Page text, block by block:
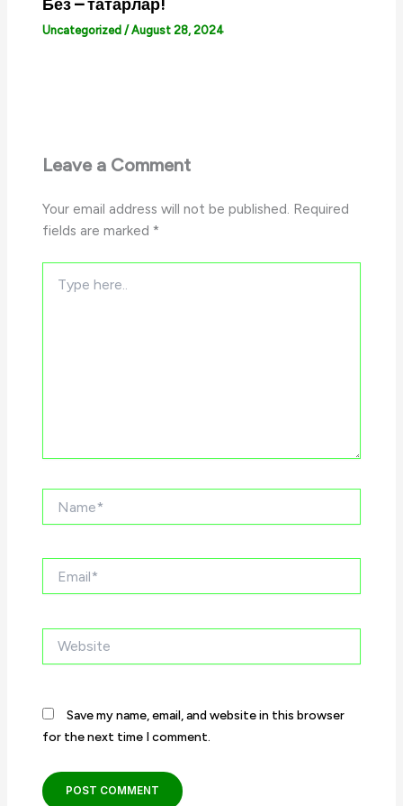
Без – татарлар!
Uncategorized /August 28, 2024
Leave a Comment
Your email address will not be published. Required
fields are marked*
here..
Save my name, email, and website in this browser
for the next time I comment.